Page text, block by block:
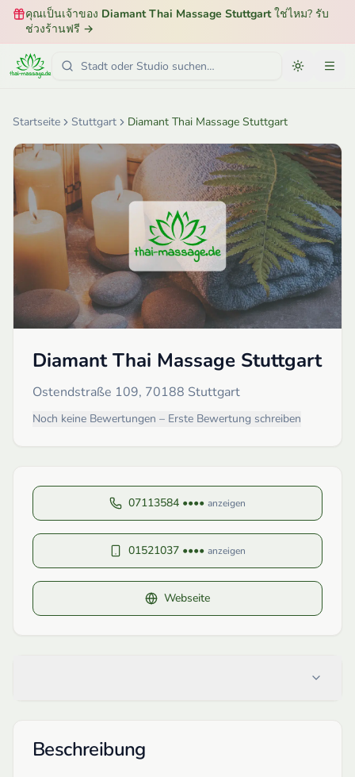
คุณเป็นเจ้าของ Diamant Thai Massage Stuttgartใช่ไหม? รับ
ช่วงร้านฟรี →
Startseite Stuttgart Diamant Thai Massage Stuttgart
Diamant Thai Massage Stuttgart
Ostendstraße 109, 70188 Stuttgart
Noch keine Bewertungen – Erste Bewertung schreiben
07113584 •••• anzeigen
01521037 •••• anzeigen
Webseite
Beschreibung